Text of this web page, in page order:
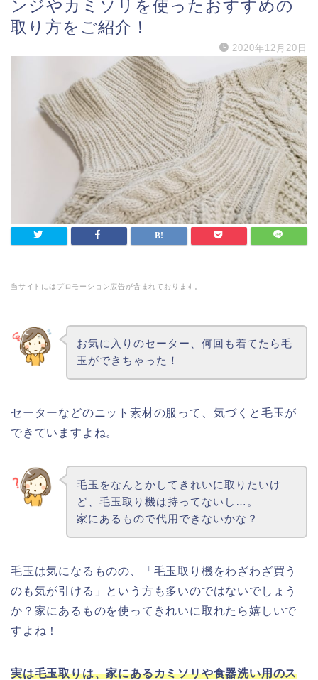
ンジやカミソリを使ったおすすめの
取り方をご紹介！
2020年12月20日
当サイトにはプロモーション広告が含まれております。
お気に入りのセーター、何回も着てたら毛
玉ができちゃった！
セーターなどのニット素材の服って、気づくと毛玉が
できていますよね。
毛玉をなんとかしてきれいに取りたいけ
ど、毛玉取り機は持ってないし…。
家にあるもので代用できないかな？
毛玉は気になるものの、「毛玉取り機をわざわざ買う
のも気が引ける」という方も多いのではないでしょう
か？家にあるものを使ってきれいに取れたら嬉しいで
すよね！
実は毛玉取りは、家にあるカミソリや食器洗い用のス